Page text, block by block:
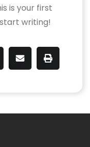
is your first
writing!